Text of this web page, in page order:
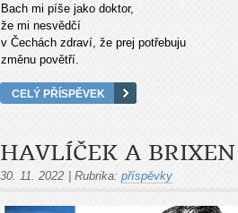
Bach mi píše jako doktor,
že mi nesvědčí
v Čechách zdraví, že prej potřebuju
změnu povětří.
CELÝ PŘÍSPĚVEK
HAVLÍČEK A BRIXEN
30. 11. 2022 Rubrika: příspěvky